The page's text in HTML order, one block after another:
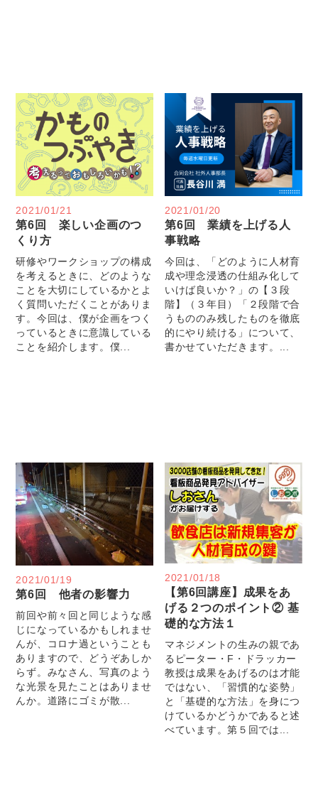
2021/01/21
第6回 楽しい企画のつ
くり方
研修やワークショップの構成
を考えるときに、どのような
ことを大切にしているかとよ
く質問いただくことがありま
す。今回は、僕が企画をつく
っているときに意識している
ことを紹介します。僕...
2021/01/20
第6回 業績を上げる人
事戦略
今回は、「どのように人材育
成や理念浸透の仕組み化して
いけば良いか？」の【３段
階】（３年目）「２段階で合
うもののみ残したものを徹底
的にやり続ける」について、
書かせていただきます。...
2021/01/19
第6回 他者の影響力
前回や前々回と同じような感
じになっているかもしれませ
んが、コロナ過ということも
ありますので、どうぞあしか
らず。みなさん、写真のよう
な光景を見たことはありませ
んか。道路にゴミが散...
2021/01/18
【第6回講座】成果をあ
げる２つのポイント② 基
礎的な方法１
マネジメントの生みの親であ
るピーター・F・ドラッカー
教授は成果をあげるのは才能
ではない、「習慣的な姿勢」
と「基礎的な方法」を身につ
けているかどうかであると述
べています。第５回では...